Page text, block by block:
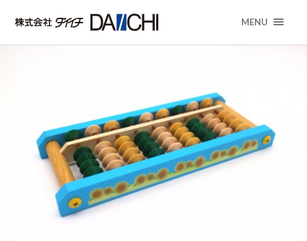
MENU